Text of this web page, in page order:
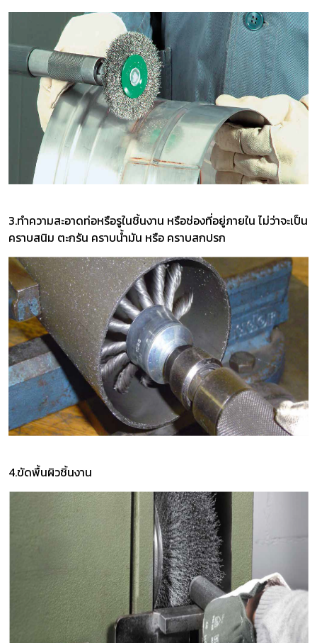
3.ทำความสะอาดท่อหรือรูในชิ้นงาน หรือช่องที่อยู่ภายใน ไม่ว่าจะเป็น
คราบสนิม ตะกรัน คราบน้ำมัน หรือ คราบสกปรก
4.ขัดพื้นผิวชิ้นงาน